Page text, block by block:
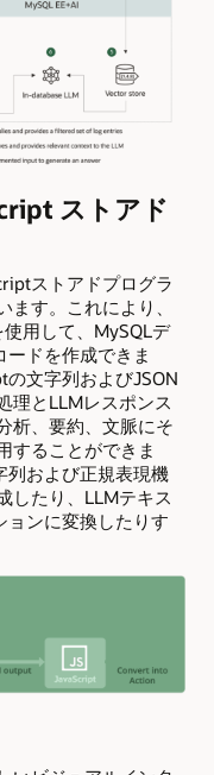
ストアド
ストアドプログラ
す。これにより、
用して、MySQLデ
ドを作成できま
文字列およびJSON
理とLLMレスポンス
析、要約、文脈にそ
することができま
列および正規表現機
したり、LLMテキス
ョンに変換したりす